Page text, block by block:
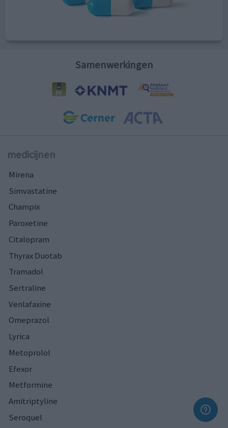
Samenwerkingen
medicijnen
Mirena
Simvastatine
Champix
Paroxetine
Citalopram
Thyrax Duotab
Tramadol
Sertraline
Venlafaxine
Omeprazol
Lyrica
Metoprolol
Efexor
Metformine
Amitriptyline
Seroquel